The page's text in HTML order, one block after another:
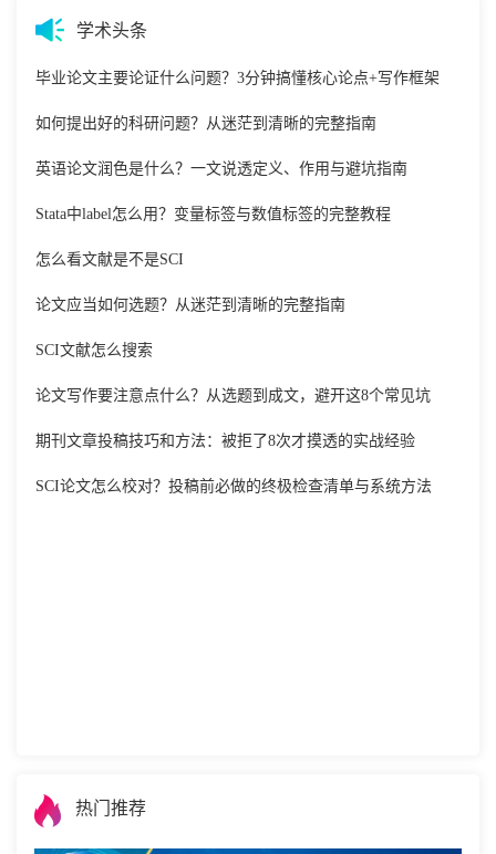
学术头条
毕业论文主要论证什么问题？3分钟搞懂核心论点+写作框架
如何提出好的科研问题？从迷茫到清晰的完整指南
英语论文润色是什么？一文说透定义、作用与避坑指南
Stata中label怎么用？变量标签与数值标签的完整教程
怎么看文献是不是SCI
论文应当如何选题？从迷茫到清晰的完整指南
SCI文献怎么搜索
论文写作要注意点什么？从选题到成文，避开这8个常见坑
期刊文章投稿技巧和方法：被拒了8次才摸透的实战经验
SCI论文怎么校对？投稿前必做的终极检查清单与系统方法
热门推荐